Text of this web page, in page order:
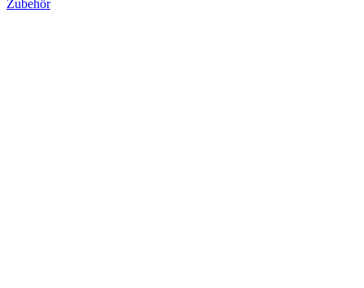
Zubehör